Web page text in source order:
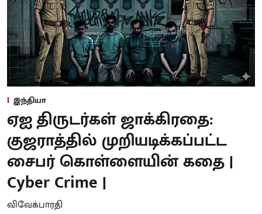
இந்தியா
ஏஐ திருடர்கள் ஜாக்கிரதை:
குஜராத்தில் முறியடிக்கப்பட்ட
சைபர் கொள்ளையின் கதை |
Cyber Crime |
விவேக்பாரதி